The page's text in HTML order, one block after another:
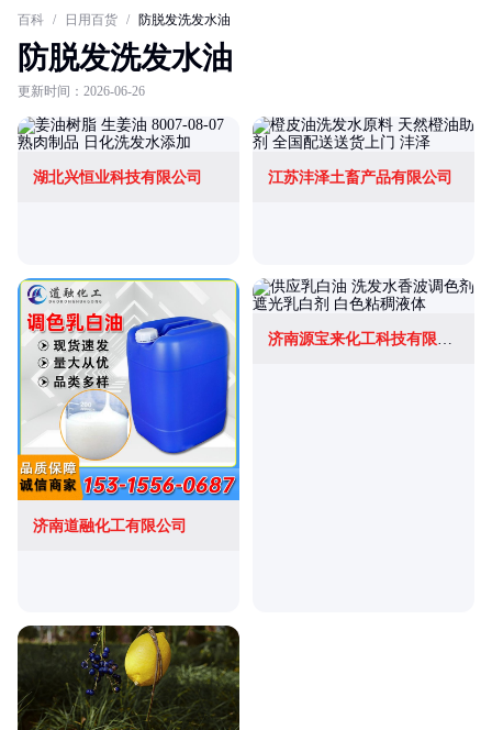
百科 / 日用百货 / 防脱发洗发水油
防脱发洗发水油
更新时间：2026-06-26
湖北兴恒业科技有限公司 江苏沣泽土畜产品有限公司
济南道融化工有限公司